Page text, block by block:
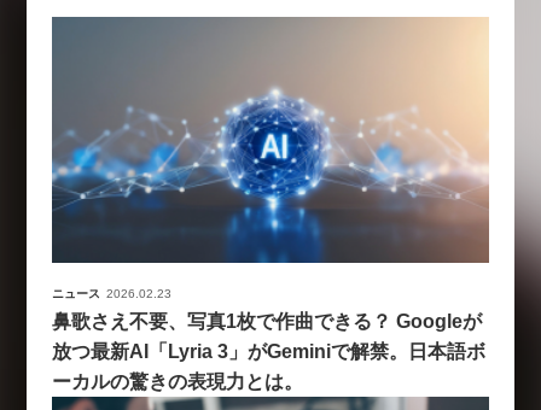
ニュース 2026.02.23
鼻歌さえ不要、写真1枚で作曲できる？ Googleが
放つ最新AI「Lyria 3」がGeminiで解禁。日本語ボ
ーカルの驚きの表現力とは。